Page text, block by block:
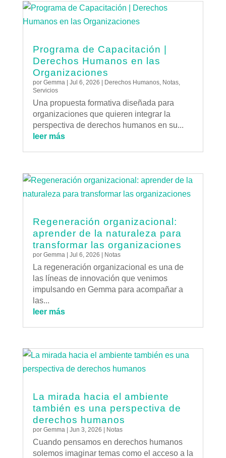
Programa de Capacitación |
Derechos Humanos en las
Organizaciones
por Gemma| Jul 6, 2026 Derechos Humanos, Notas,
Servicios
Una propuesta formativa diseñada para
organizaciones que quieren integrar la
perspectiva de derechos humanos en su...
leer más
Regeneración organizacional:
aprender de la naturaleza para
transformar las organizaciones
por Gemma | Jul 6, 2026 | Notas
La regeneración organizacional es una de
las líneas de innovación que venimos
impulsando en Gemma para acompañar a
las...
leer más
La mirada hacia el ambiente
también es una perspectiva de
derechos humanos
por Gemma | Jun 3, 2026 | Notas
Cuando pensamos en derechos humanos
solemos imaginar temas como el acceso a la